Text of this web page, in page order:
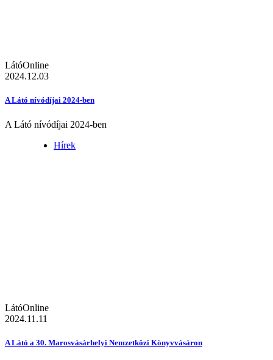
LátóOnline
2024.12.03
A Látó nívódíjai 2024-ben
A Látó nívódíjai 2024-ben
Hírek
LátóOnline
2024.11.11
A Látó a 30. Marosvásárhelyi Nemzetközi Könyvvásáron